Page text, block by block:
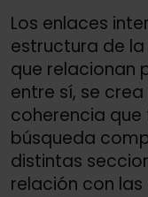
Los enlaces
estructura de
que relacionan
entre sí, se
coherencia
búsqueda
distintas
relación con